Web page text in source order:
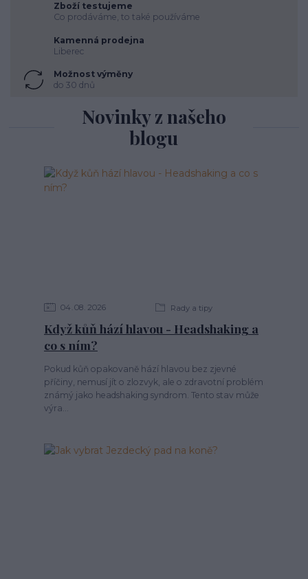
Zboží testujeme
Co prodáváme, to také používáme
Kamenná prodejna
Liberec
Možnost výměny
do 30 dnů
Novinky z našeho
blogu
04 08 2026 Rady a tipy
Když kůň hází hlavou - Headshaking a
co s ním?
Pokud kůň opakovaně hází hlavou bez zjevné
příčiny, nemusí jít o zlozvyk, ale o zdravotní problém
známý jako headshaking syndrom. Tento stav může
výra...